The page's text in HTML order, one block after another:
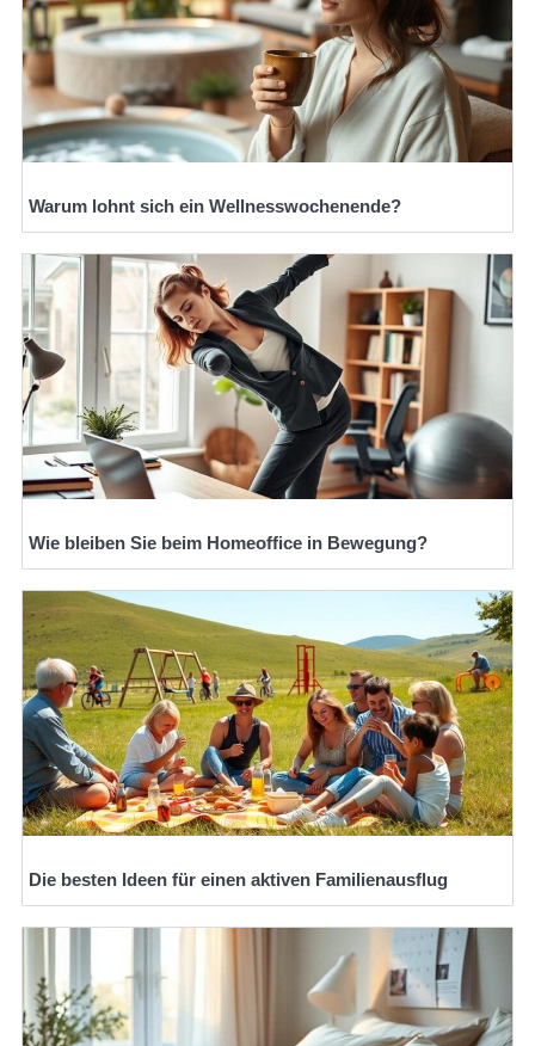
Warum lohnt sich ein Wellnesswochenende?
Wie bleiben Sie beim Homeoffice in Bewegung?
Die besten Ideen für einen aktiven Familienausflug